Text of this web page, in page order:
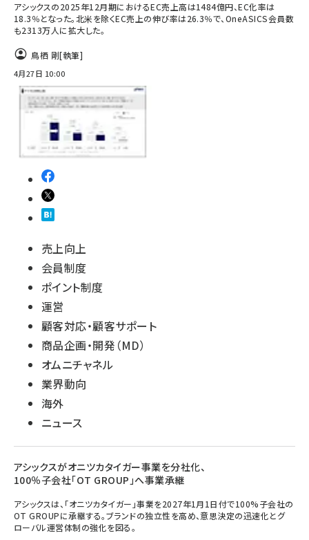
アシックスの2025年12月期におけるEC売上高は1484億円、EC化率は
18.3％となった。北米を除くEC売上の伸び率は26.3％で、OneASICS会員数
も2313万人に拡大した。
鳥栖 剛[執筆]
4月27日 10:00
売上向上
会員制度
ポイント制度
運営
顧客対応・顧客サポート
商品企画・開発（MD）
オムニチャネル
業界動向
海外
ニュース
アシックスがオニツカタイガー事業を分社化、
100％子会社「OT GROUP」へ事業承継
アシックスは、「オニツカタイガー」事業を2027年1月1日付で100%子会社の
OT GROUPに承継する。ブランドの独立性を高め、意思決定の迅速化とグ
ローバル運営体制の強化を図る。